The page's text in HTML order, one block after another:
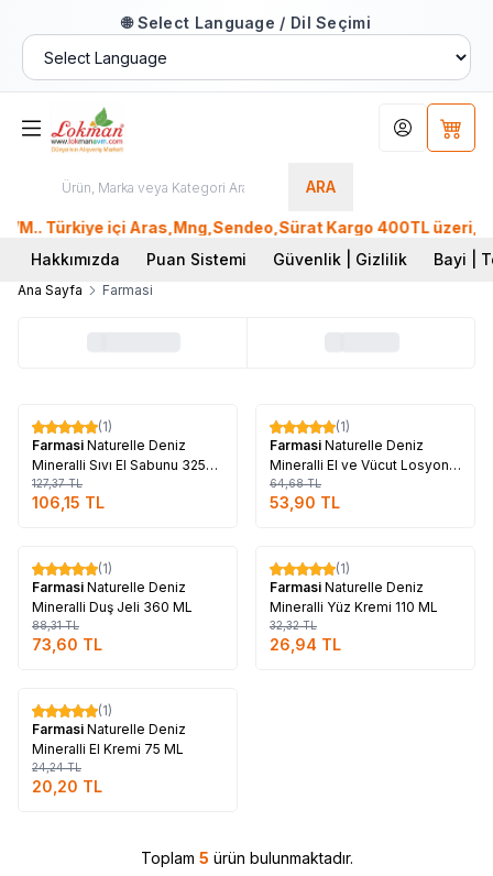
🌐 Select Language / Dil Seçimi
ARA
Hesabım
içi Aras,Mng,Sendeo,Sürat Kargo 400TL üzeri, Ptt
Hakkımızda
Puan Sistemi Güvenlik | Gizlilik Bayi |
Ana Sayfa Farmasi
%17
(1)
Farmasi Naturelle Deniz
Mineralli Sıvı El Sabunu 325
ML
127,37TL
106,15 TL
%17
(1)
Farmasi Naturelle Deniz
Mineralli El ve Vücut Losyonu
200 ML
64,68TL
53,90 TL
%17
(1)
Farmasi Naturelle Deniz
Mineralli Duş Jeli 360 ML
88,31TL
73,60 TL
%17
(1)
Farmasi Naturelle Deniz
Mineralli Yüz Kremi 110 ML
32,32TL
26,94 TL
%17
(1)
Farmasi Naturelle Deniz
Mineralli El Kremi 75 ML
24,24TL
20,20 TL
Toplam 5 ürün bulunmaktadır.